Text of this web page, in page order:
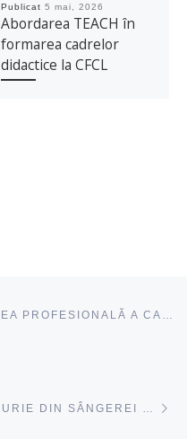
Publicat5 mai, 2026
Abordarea TEACH în
formarea cadrelor
didactice la CFCL
CFCL SPRIJINĂ DEZVOLTAREA PROFESIONALĂ A CADRELOR DIDACTICE DIN LEOVA